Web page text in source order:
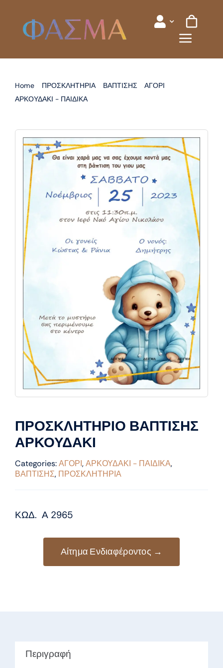
content
Home ΠΡΟΣΚΛΗΤΗΡΙΑ ΒΑΠΤΙΣΗΣ
ΑΓΟΡΙ
ΑΡΚΟΥΔΑΚΙ - ΠΑΙΔΙΚΑ
ΠΡΟΣΚΛΗΤΗΡΙΟ ΒΑΠΤΙΣΗΣ
ΑΡΚΟΥΔΑΚΙ
Categories:ΑΓΟΡΙ,ΑΡΚΟΥΔΑΚΙ - ΠΑΙΔΙΚΑ,
ΒΑΠΤΙΣΗΣ, ΠΡΟΣΚΛΗΤΗΡΙΑ
ΚΩΔ. Α 2965
Αίτημα Ενδιαφέροντος →
Περιγραφή